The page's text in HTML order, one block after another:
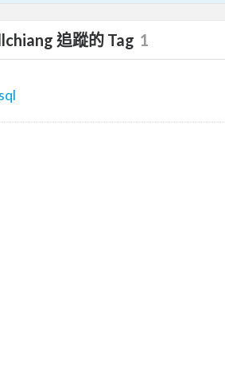
追蹤的 Tag 1
sql